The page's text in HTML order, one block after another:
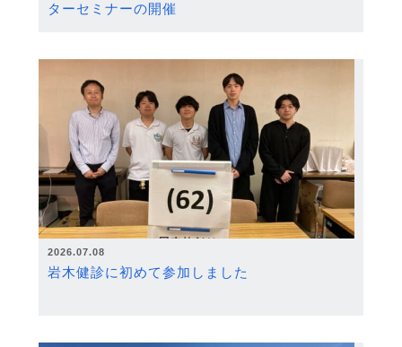
ターセミナーの開催
2026.07.08
岩木健診に初めて参加しました